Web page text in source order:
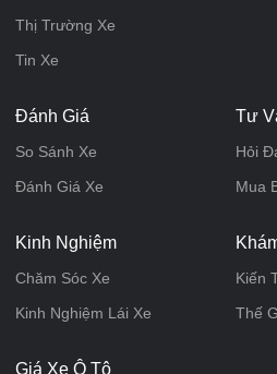
Thị Trường Xe
Tin Xe
Đánh Giá
So Sánh Xe
Đánh Giá Xe
Tư
Hỏi
Mua
Kinh Nghiệm
Chăm Sóc Xe
Kinh Nghiệm Lái Xe
Kiến
Thế
Giá Xe Ô Tô